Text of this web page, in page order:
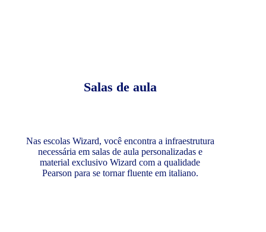
Salas de aula
Nas escolas Wizard, você encontra a infraestrutura
necessária em salas de aula personalizadas e
material exclusivo Wizard com a qualidade
Pearson para se tornar fluente em italiano.